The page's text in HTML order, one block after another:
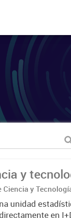
y
y
unidad
en